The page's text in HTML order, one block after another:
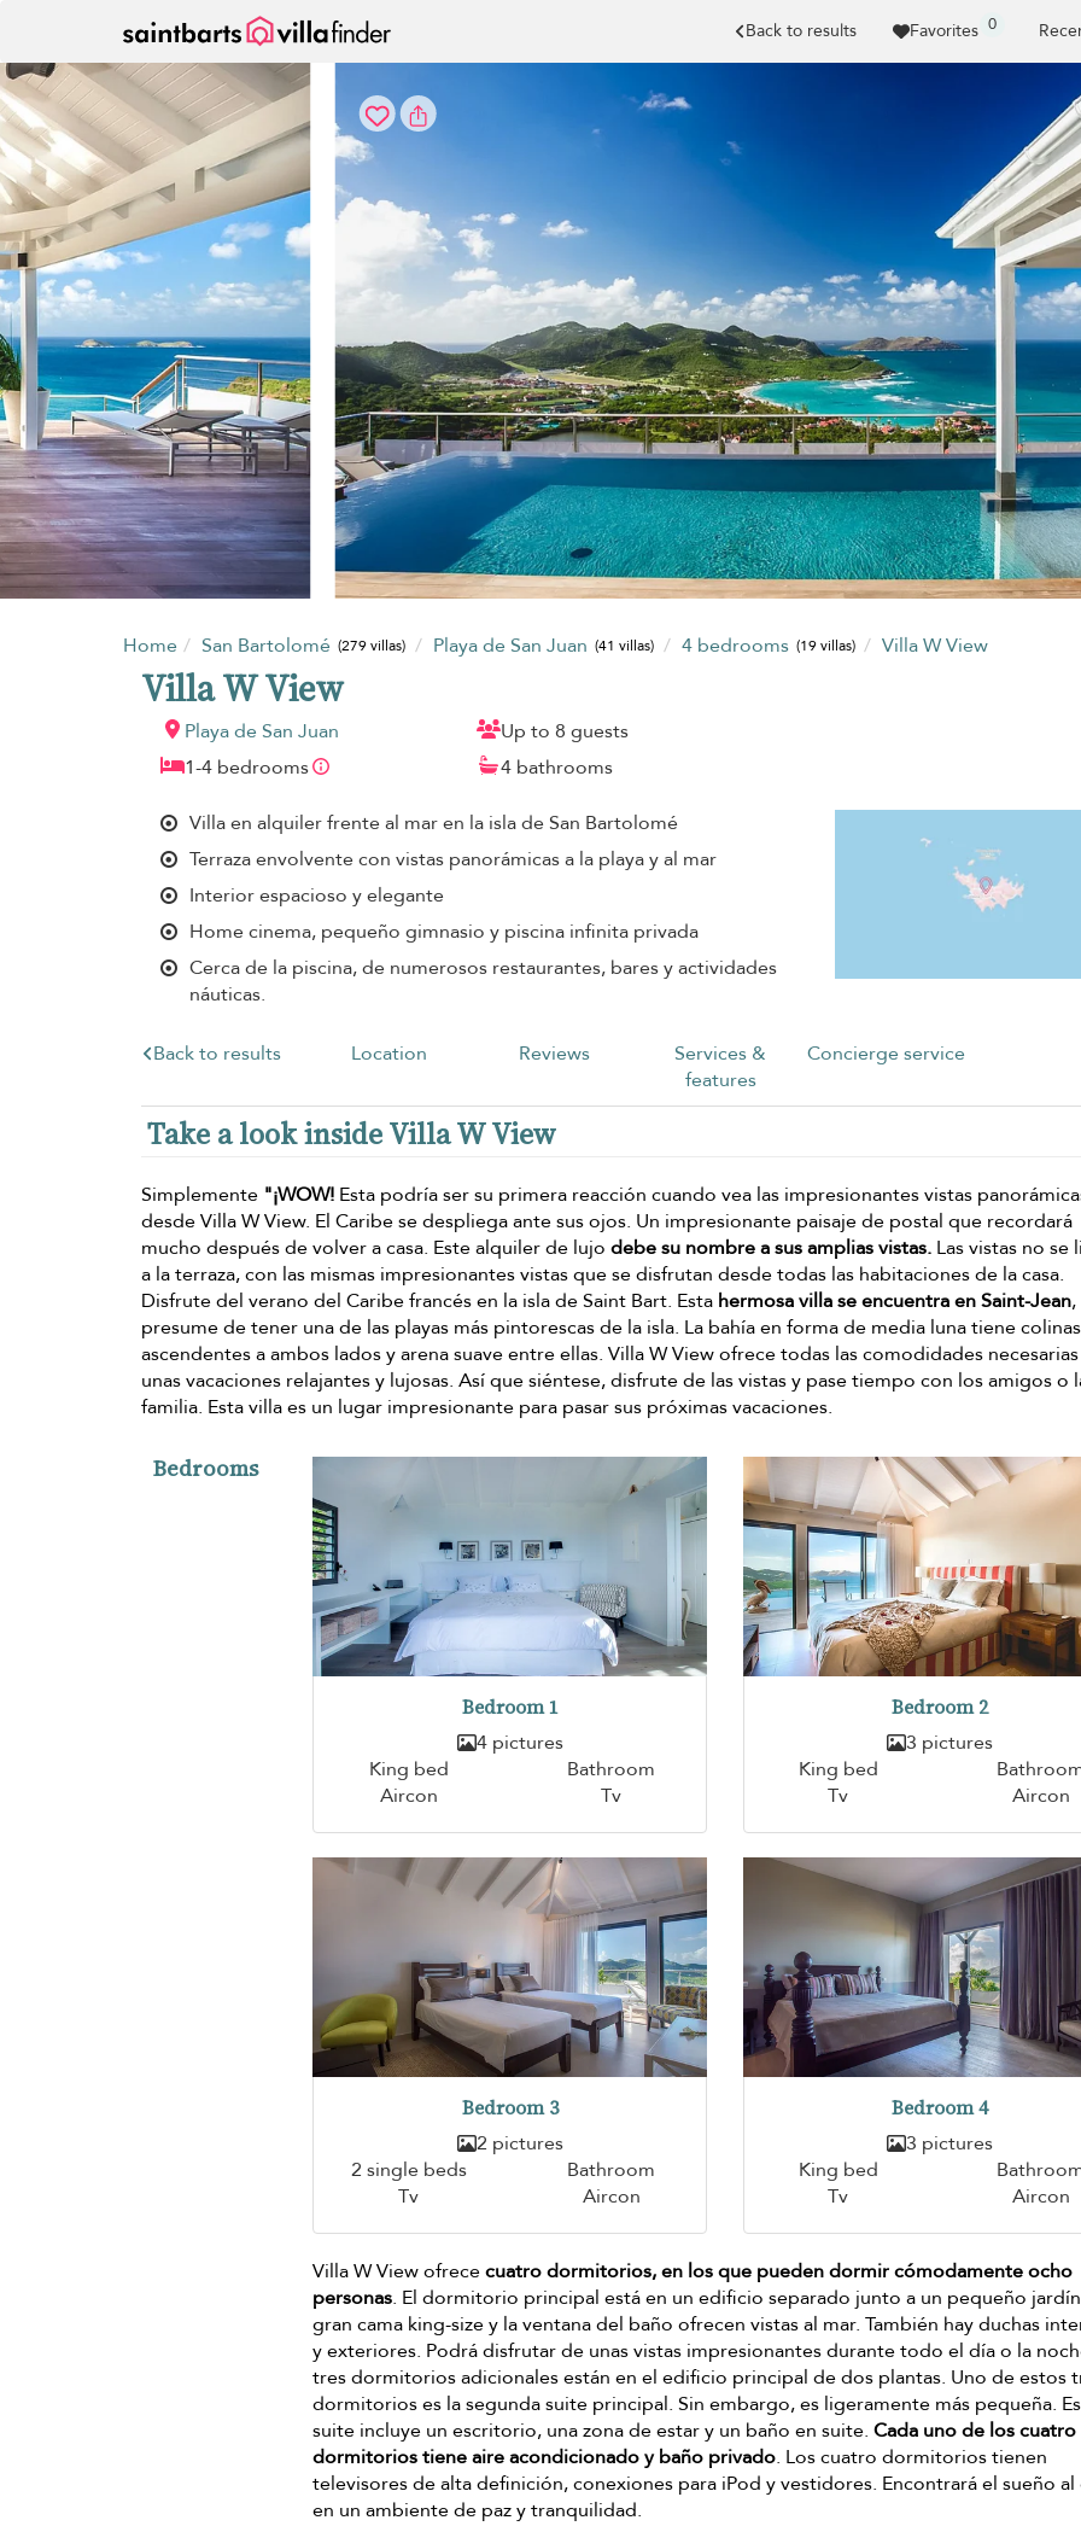
Back to results Favorites 0
Home San Bartolomé (279 villas) Playa de San Juan (41 villas) 4 bedrooms (19 villas) Villa W View
Villa W View
Playa de San Juan
Up to 8 guests
1-4 bedrooms
4 bathrooms
Villa en alquiler frente al mar en la isla de San Bartolomé
Terraza envolvente con vistas panorámicas a la playa y al mar
Interior espacioso y elegante
Home cinema, pequeño gimnasio y piscina infinita privada
Cerca de la piscina, de numerosos restaurantes, bares y actividades
náuticas.
Back to results Location Reviews
Services &
features
Concierge service
Take a look inside Villa W View
Simplemente "¡WOW! Esta podría ser su primera reacción cuando vea las impresionantes vistas
desde Villa W View. El Caribe se despliega ante sus ojos. Un impresionante paisaje de postal que recordará
mucho después de volver a casa. Este alquiler de lujo debe su nombre a sus amplias vistas. Las vistas no se
a la terraza, con las mismas impresionantes vistas que se disfrutan desde todas las habitaciones de la casa.
Disfrute del verano del Caribe francés en la isla de Saint Bart. Esta hermosa villa se encuentra en Saint-Jean
presume de tener una de las playas más pintorescas de la isla. La bahía en forma de media luna tiene colinas
ascendentes a ambos lados y arena suave entre ellas. Villa W View ofrece todas las comodidades
unas vacaciones relajantes y lujosas. Así que siéntese, disfrute de las vistas y pase tiempo con los amigos o
familia. Esta villa es un lugar impresionante para pasar sus próximas vacaciones.
Bedrooms
Bedroom 1
4 pictures
King bed
Bathroom
Aircon
Tv
Bedroom 2
3 pictures
King bed
Tv
Aircon
Bedroom 3
2 pictures
2 single beds
Bathroom
Tv
Aircon
Bedroom 4
3 pictures
King bed
Tv
Aircon
Villa W View ofrececuatro dormitorios, en los que pueden dormir cómodamente ocho
personas. El dormitorio principal está en un edificio separado junto a un pequeño
gran cama king-size y la ventana del baño ofrecen vistas al mar. También hay duchas
y exteriores. Podrá disfrutar de unas vistas impresionantes durante todo el día o la
tres dormitorios adicionales están en el edificio principal de dos plantas. Uno de estos
dormitorios es la segunda suite principal. Sin embargo, es ligeramente más pequeña.
suite incluye un escritorio, una zona de estar y un baño en suite.Cada uno de los cuatro
dormitorios tiene aire acondicionado y baño privado. Los cuatro dormitorios tienen
televisores de alta definición, conexiones para iPod y vestidores. Encontrará el sueño
en un ambiente de paz y tranquilidad.